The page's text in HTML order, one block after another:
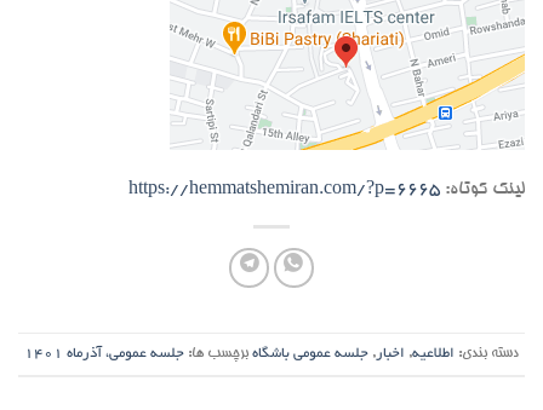
لینک کوتاه: https://hemmatshemiran.com/?p=6665
دسته بندی: اطلاعیه, اخبار , جلسه عمومی باشگاه برچسب ها: جلسه عمومی، آذرماه 1401